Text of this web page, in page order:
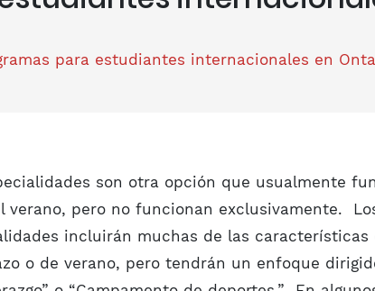
para estudiantes internacionales en
son otra opción que usualmente
verano, pero no funcionan exclusivamente.
incluirán muchas de las características
o de verano, pero tendrán un enfoque